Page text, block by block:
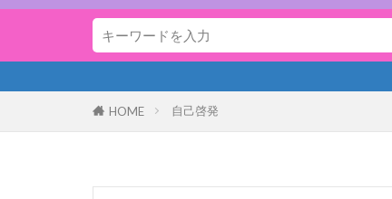
HOME 自己啓発